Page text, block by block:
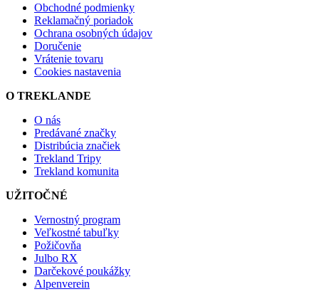
Obchodné podmienky
Reklamačný poriadok
Ochrana osobných údajov
Doručenie
Vrátenie tovaru
Cookies nastavenia
O TREKLANDE
O nás
Predávané značky
Distribúcia značiek
Trekland Tripy
Trekland komunita
UŽITOČNÉ
Vernostný program
Veľkostné tabuľky
Požičovňa
Julbo RX
Darčekové poukážky
Alpenverein